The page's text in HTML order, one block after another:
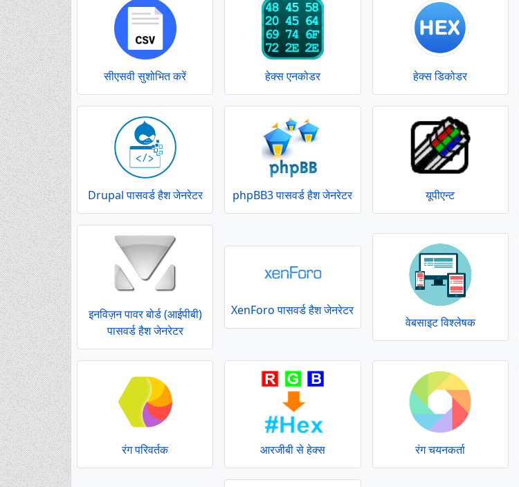
सीएसवी सुशोभित करें हेक्स एनकोडर हेक्स डिकोडर
Drupal पासवर्ड हैश जेनरेटर phpBB3 पासवर्ड हैश जेनरेटर यूपीएन्ट
इनविज़न पावर बोर्ड (आईपीबी)
पासवर्ड हैश जेनरेटर
XenForo पासवर्ड हैश जेनरेटर
वेबसाइट विश्लेषक
रंग परिवर्तक आरजीबी से हेक्स रंग चयनकर्ता